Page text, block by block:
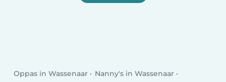
Oppas in Wassenaar
Nanny's in Wassenaar